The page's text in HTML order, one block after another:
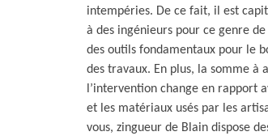
intempéries. De ce fait, il est
à des ingénieurs pour ce genre
des outils fondamentaux pour le
des travaux. En plus, la somme à
l’intervention change en rapport
et les matériaux usés par les
vous, zingueur de Blain dispose